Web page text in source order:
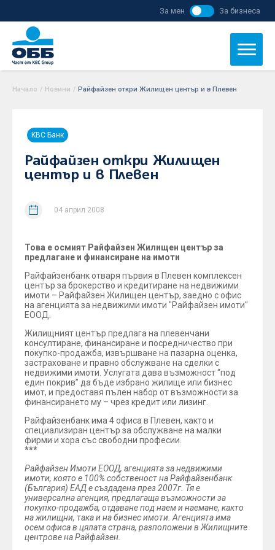
За мен За бизнеса
Начало / Новини / Райфайзен откри Жилищен център и в Плевен
KBC Банк
Райфайзен откри Жилищен
център и в Плевен
04 април 2008
Това е осмият Райфайзен Жилищен център за
предлагане и финансиране на имоти
Райфайзенбанк отваря първия в Плевен комплексен
център за брокерство и кредитиране на недвижими
имоти – Райфайзен Жилищен център, заедно с офис
на агенцията за недвижими имоти "Райфайзен имоти"
ЕООД.
Жилищният център предлага на плевенчани
консултиране, финансиране и посредничество при
покупко-продажба, извършване на пазарна оценка,
застраховане и правно обслужване на сделки с
недвижими имоти. Услугата дава възможност “под
един покрив” да бъде избрано жилище или бизнес
имот, и предоставя пълен набор от възможности за
финансирането му – чрез кредит или лизинг.
Райфайзенбанк има 4 офиса в Плевен, както и
специализиран център за обслужване на малки
фирми и хора със свободни професии.
***
Райфайзен Имоти ЕООД, агенцията за недвижими
имоти, която е 100% собственост на Райфайзенбанк
(България) ЕАД е създадена през 2007г. Тя е
универсална агенция, предлагаща възможности за
покупко-продажба, отдаване под наем и наемане, както
на жилищни, така и на бизнес имоти. Агенцията има
осем офиса в цялата страна, разположени в Жилищните
центрове на Райфайзен.